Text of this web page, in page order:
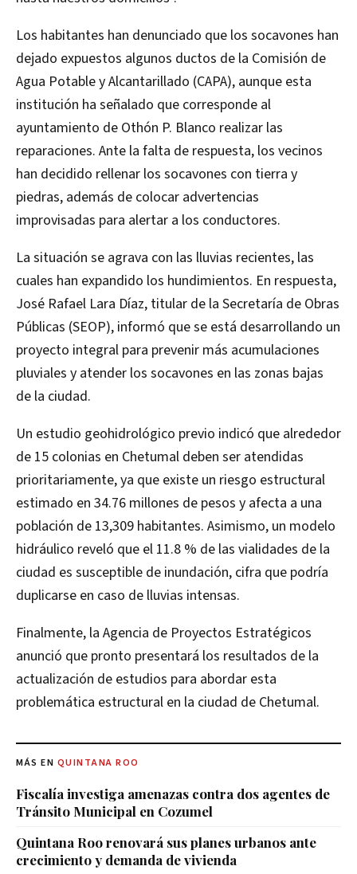
Los habitantes han denunciado que los socavones han
dejado expuestos algunos ductos de la Comisión de
Agua Potable y Alcantarillado (CAPA), aunque esta
institución ha señalado que corresponde al
ayuntamiento de Othón P. Blanco realizar las
reparaciones. Ante la falta de respuesta, los vecinos
han decidido rellenar los socavones con tierra y
piedras, además de colocar advertencias
improvisadas para alertar a los conductores.
La situación se agrava con las lluvias recientes, las
cuales han expandido los hundimientos. En respuesta,
José Rafael Lara Díaz, titular de la Secretaría de Obras
Públicas (SEOP), informó que se está desarrollando un
proyecto integral para prevenir más acumulaciones
pluviales y atender los socavones en las zonas bajas
de la ciudad.
Un estudio geohidrológico previo indicó que alrededor
de 15 colonias en Chetumal deben ser atendidas
prioritariamente, ya que existe un riesgo estructural
estimado en 34.76 millones de pesos y afecta a una
población de 13,309 habitantes. Asimismo, un modelo
hidráulico reveló que el 11.8 % de las vialidades de la
ciudad es susceptible de inundación, cifra que podría
duplicarse en caso de lluvias intensas.
Finalmente, la Agencia de Proyectos Estratégicos
anunció que pronto presentará los resultados de la
actualización de estudios para abordar esta
problemática estructural en la ciudad de Chetumal.
MÁS EN QUINTANA ROO
Fiscalía investiga amenazas contra dos agentes de
Tránsito Municipal en Cozumel
Quintana Roo renovará sus planes urbanos ante
crecimiento y demanda de vivienda